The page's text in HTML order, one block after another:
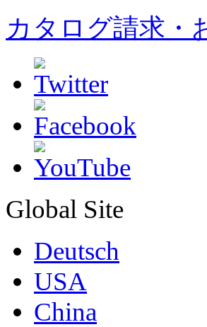
カタログ請求・
Global Site
Deutsch
USA
China